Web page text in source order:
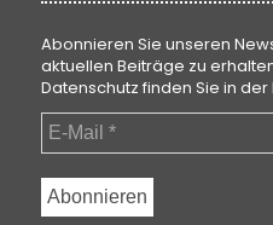
Abonnieren Sie unseren
aktuellen Beiträge zu
Datenschutz finden Sie in der